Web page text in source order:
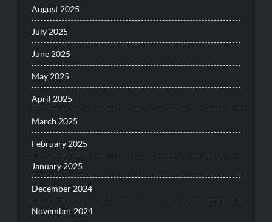
August 2025
July 2025
June 2025
May 2025
April 2025
March 2025
February 2025
January 2025
December 2024
November 2024